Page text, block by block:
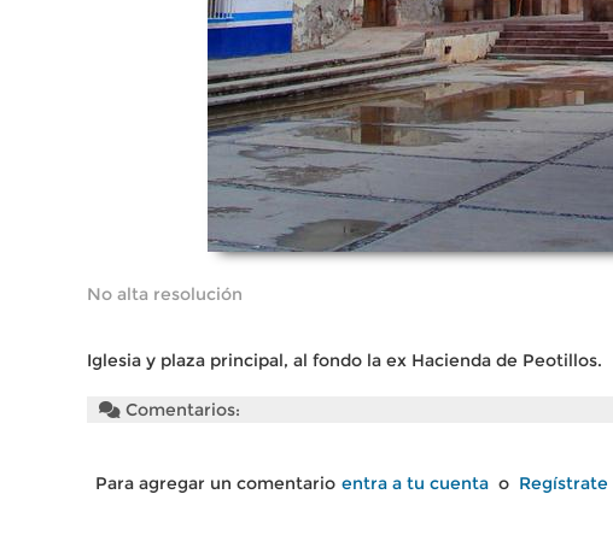
No alta resolución
Iglesia y plaza principal, al fondo la ex Hacienda de Peotillos.
Comentarios:
Para agregar un comentario entra a tu cuenta o Regístrate